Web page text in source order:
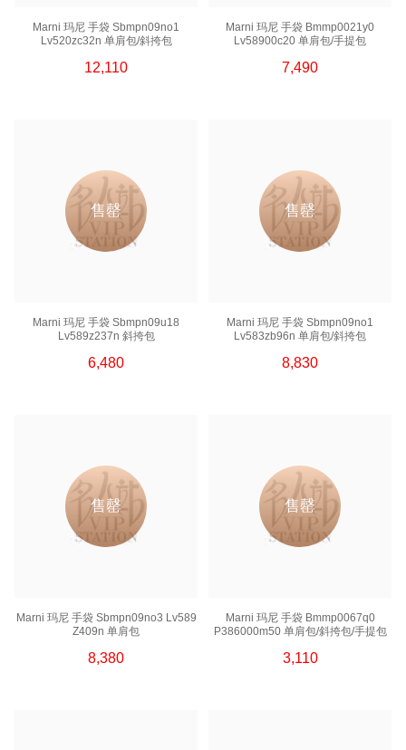
Marni 玛尼 手袋 Sbmpn09no1
Lv520zc32n 单肩包/斜挎包
12,110
Marni 玛尼 手袋 Bmmp0021y0
Lv58900c20 单肩包/手提包
7,490
售罄
Marni 玛尼 手袋 Sbmpn09u18
Lv589z237n 斜挎包
6,480
售罄
Marni 玛尼 手袋 Sbmpn09no1
Lv583zb96n 单肩包/斜挎包
8,830
售罄
Marni 玛尼 手袋 Sbmpn09no3 Lv589
Z409n 单肩包
8,380
售罄
Marni 玛尼 手袋 Bmmp0067q0
P386000m50 单肩包/斜挎包/手提包
3,110